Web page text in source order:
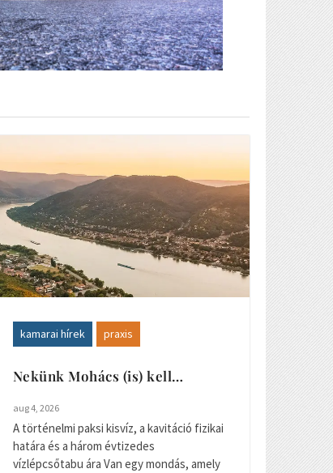
kamarai hírek praxis
Nekünk Mohács (is) kell…
aug 4, 2026
A történelmi paksi kisvíz, a kavitáció fizikai
határa és a három évtizedes
vízlépcsőtabu ára Van egy mondás, amely